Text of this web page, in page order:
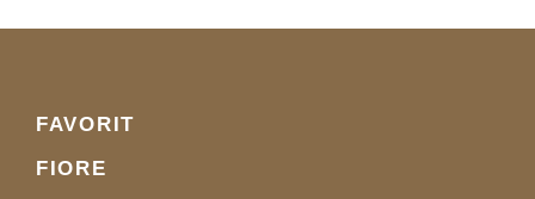
FAVORIT
FIORE